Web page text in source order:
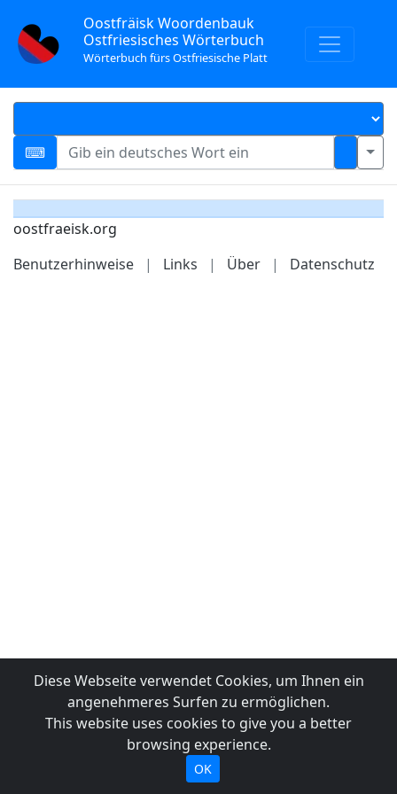
Oostfräisk Woordenbauk
Ostfriesisches Wörterbuch
Wörterbuch fürs Ostfriesische Platt
oostfraeisk.org
Benutzerhinweise
| Links | Über | Datenschutz
Diese Webseite verwendet Cookies, um Ihnen ein
angenehmeres Surfen zu ermöglichen.
This website uses cookies to give you a better
browsing experience.
OK